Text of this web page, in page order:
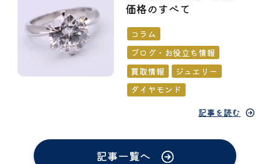
価格のすべて
コラム
ブログ・お役立ち情報
買取情報
ジュエリー
ダイヤモンド
記事を読む
記事一覧へ